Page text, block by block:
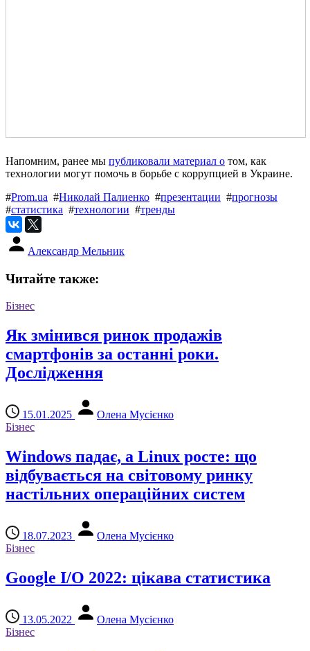
Напомним, ранее мы публиковали материал о том, как
технологии могут помочь в борьбе с коррупцией в Украине.
#Prom.ua #Николай Палиенко #презентации #прогнозы
#статистика #технологии #тренды
Александр Мельник
Читайте также:
Бізнес
Як змінився ринок продажів
смартфонів за останні роки.
Дослідження
15.01.2025
Олена Мусієнко
Бізнес
Windows падає, а Linux росте: що
відбувається на світовому ринку
настільних операційних систем
18.07.2023
Олена Мусієнко
Бізнес
Google I/O 2022: цікава статистика
13.05.2022
Олена Мусієнко
Бізнес